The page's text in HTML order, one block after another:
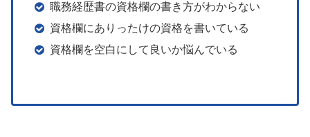
職務経歴書の資格欄の書き方がわからない
資格欄にありったけの資格を書いている
資格欄を空白にして良いか悩んでいる